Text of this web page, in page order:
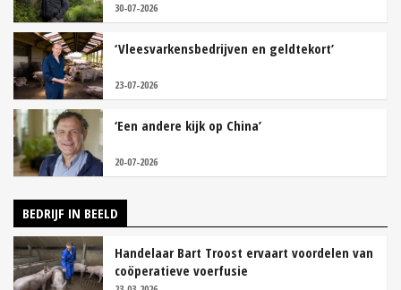
30-07-2026
‘Vleesvarkensbedrijven en geldtekort’
23-07-2026
‘Een andere kijk op China’
20-07-2026
BEDRIJF IN BEELD
Handelaar Bart Troost ervaart voordelen van
coöperatieve voerfusie